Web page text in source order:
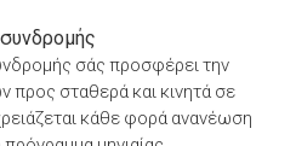
σάς προσφέρει την
προς σταθερά και κινητά σε
κάθε φορά ανανέωση